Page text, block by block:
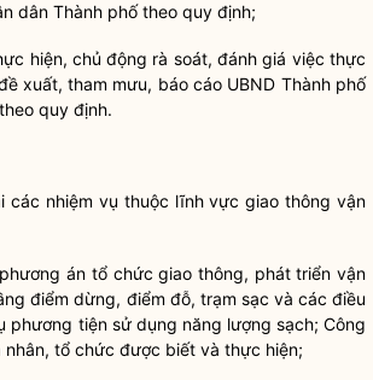
dân Thành phố theo quy định;
hiện, chủ động rà soát, đánh giá việc thực
xuất, tham mưu, báo cáo UBND Thành phố
quy định.
các nhiệm vụ thuộc lĩnh vực giao thông vận
án tổ chức giao thông, phát triển vận
điểm dừng, điểm đỗ, trạm sạc và các điều
phương tiện sử dụng năng lượng sạch; Công
nhân, tổ chức được biết và thực hiện;